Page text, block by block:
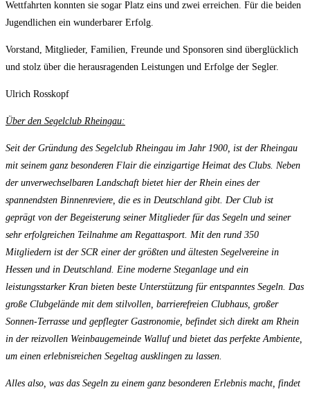
Wettfahrten konnten sie sogar Platz eins und zwei erreichen. Für die beiden
Jugendlichen ein wunderbarer Erfolg.
Vorstand, Mitglieder, Familien, Freunde und Sponsoren sind überglücklich
und stolz über die herausragenden Leistungen und Erfolge der Segler.
Ulrich Rosskopf
Über den Segelclub Rheingau:
Seit der Gründung des Segelclub Rheingau im Jahr 1900, ist der Rheingau
mit seinem ganz besonderen Flair die einzigartige Heimat des Clubs. Neben
der unverwechselbaren Landschaft bietet hier der Rhein eines der
spannendsten Binnenreviere, die es in Deutschland gibt. Der Club ist
geprägt von der Begeisterung seiner Mitglieder für das Segeln und seiner
sehr erfolgreichen Teilnahme am Regattasport. Mit den rund 350
Mitgliedern ist der SCR einer der größten und ältesten Segelvereine in
Hessen und in Deutschland. Eine moderne Steganlage und ein
leistungsstarker Kran bieten beste Unterstützung für entspanntes Segeln. Das
große Clubgelände mit dem stilvollen, barrierefreien Clubhaus, großer
Sonnen-Terrasse und gepflegter Gastronomie, befindet sich direkt am Rhein
in der reizvollen Weinbaugemeinde Walluf und bietet das perfekte Ambiente,
um einen erlebnisreichen Segeltag ausklingen zu lassen.
Alles also, was das Segeln zu einem ganz besonderen Erlebnis macht, findet